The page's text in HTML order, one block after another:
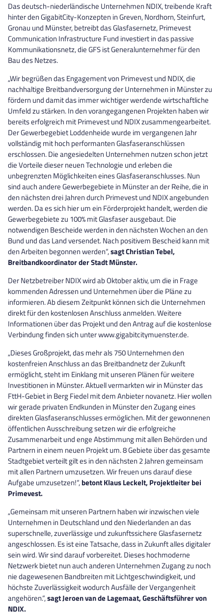
Das deutsch-niederländische Unternehmen NDIX, treibende Kraft
hinter den GigabitCity-Konzepten in Greven, Nordhorn, Steinfurt,
Gronau und Münster, betreibt das Glasfasernetz, Primevest
Communication Infrastructure Fund investiert in das passive
Kommunikationsnetz, die GFS ist Generalunternehmer für den
Bau des Netzes.
„Wir begrüßen das Engagement von Primevest und NDIX, die
nachhaltige Breitbandversorgung der Unternehmen in Münster zu
fördern und damit das immer wichtiger werdende wirtschaftliche
Umfeld zu stärken. In den vorangegangenen Projekten haben wir
bereits erfolgreich mit Primevest und NDIX zusammengearbeitet.
Der Gewerbegebiet Loddenheide wurde im vergangenen Jahr
vollständig mit hoch performanten Glasfaseranschlüssen
erschlossen. Die angesiedelten Unternehmen nutzen schon jetzt
die Vorteile dieser neuen Technologie und erleben die
unbegrenzten Möglichkeiten eines Glasfaseranschlusses. Nun
sind auch andere Gewerbegebiete in Münster an der Reihe, die in
den nächsten drei Jahren durch Primevest und NDIX angebunden
werden. Da es sich hier um ein Förderprojekt handelt, werden die
Gewerbegebiete zu 100% mit Glasfaser ausgebaut. Die
notwendigen Bescheide werden in den nächsten Wochen an den
Bund und das Land versendet. Nach positivem Bescheid kann mit
den Arbeiten begonnen werden“,sagt Christian Tebel,
Breitbandkoordinator der Stadt Münster.
Der Netzbetreiber NDIX wird ab Oktober aktiv, um die in Frage
kommenden Adressen und Unternehmen über die Pläne zu
informieren. Ab diesem Zeitpunkt können sich die Unternehmen
direkt für den kostenlosen Anschluss anmelden. Weitere
Informationen über das Projekt und den Antrag auf die kostenlose
Verbindung finden sich unter www.gigabitcitymuenster.de.
„Dieses Großprojekt, das mehr als 750 Unternehmen den
kostenfreien Anschluss an das Breitbandnetz der Zukunft
ermöglicht, steht im Einklang mit unseren Plänen für weitere
Investitionen in Münster. Aktuell vermarkten wir in Münster das
FttH-Gebiet in Berg Fiedel mit dem Anbieter novanetz. Hier wollen
wir gerade privaten Endkunden in Münster den Zugang eines
direkten Glasfaseranschlusses ermöglichen. Mit der gewonnenen
öffentlichen Ausschreibung setzen wir die erfolgreiche
Zusammenarbeit und enge Abstimmung mit allen Behörden und
Partnern in einem neuen Projekt um. 8 Gebiete über das gesamte
Stadtgebiet verteilt gilt es in den nächsten 2 Jahren gemeinsam
mit allen Partnern umzusetzen. Wir freuen uns darauf diese
Aufgabe umzusetzen!“,betont Klaus Leckelt, Projektleiter bei
Primevest.
„Gemeinsam mit unseren Partnern haben wir inzwischen viele
Unternehmen in Deutschland und den Niederlanden an das
superschnelle, zuverlässige und zukunftssichere Glasfasernetz
angeschlossen. Es ist eine Tatsache, dass in Zukunft alles digitaler
sein wird. Wir sind darauf vorbereitet. Dieses hochmoderne
Netzwerk bietet nun auch anderen Unternehmen Zugang zu noch
nie dagewesenen Bandbreiten mit Lichtgeschwindigkeit, und
höchste Zuverlässigkeit wodurch Ausfälle der Vergangenheit
angehören.“,sagt Jeroen van de Lagemaat, Geschäftsführer von
NDIX.